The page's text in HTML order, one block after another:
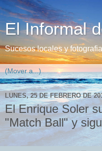
El Informal
Sucesos locales y
LUNES, 25 DE FEBRERO DE
El Enrique Soler
"Match Ball" y